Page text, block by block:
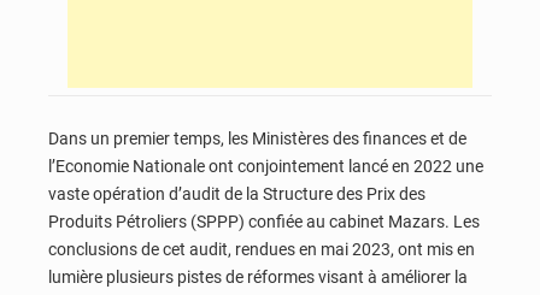
Dans un premier temps, les Ministères des finances et de
l’Economie Nationale ont conjointement lancé en 2022 une
vaste opération d’audit de la Structure des Prix des
Produits Pétroliers (SPPP) confiée au cabinet Mazars. Les
conclusions de cet audit, rendues en mai 2023, ont mis en
lumière plusieurs pistes de réformes visant à améliorer la